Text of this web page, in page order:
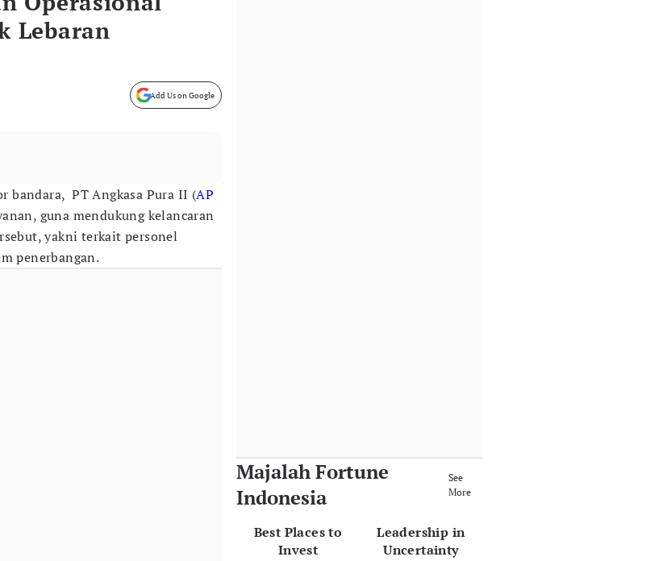
Lebaran
Add Us on Google
bandara, PT Angkasa Pura II (AP
guna mendukung kelancaran
yakni terkait personel
penerbangan.
Majalah Fortune
Indonesia
See
More
Best Places to
Invest
Leadership in
Uncertainty